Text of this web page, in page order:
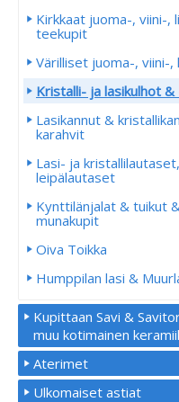
Kirkkaat juoma-, viini-,
teekupit
Värilliset juoma-, viini-
Kristalli- ja lasikulhot
Lasikannut &
karahvit
Lasi- ja
leipälautaset
Kynttilänjalat & tuikut
munakupit
Oiva Toikka
Humppilan lasi &
Kupittaan Savi &
muu kotimainen
Aterimet
Ulkomaiset astiat